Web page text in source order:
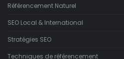
Référencement Naturel
SEO Local & International
Stratégies SEO
Techniques de référencement